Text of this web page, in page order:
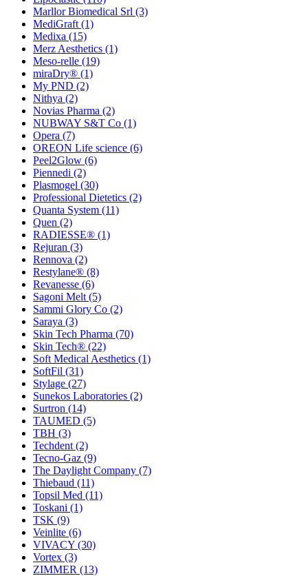
Marllor Biomedical Srl (3)
MediGraft (1)
Medixa (15)
Merz Aesthetics (1)
Meso-relle (19)
miraDry® (1)
My PND (2)
Nithya (2)
Novias Pharma (2)
NUBWAY S&T Co (1)
Opera (7)
OREON Life science (6)
Peel2Glow (6)
Piennedi (2)
Plasmogel (30)
Professional Dietetics (2)
Quanta System (11)
Quen (2)
RADIESSE® (1)
Rejuran (3)
Rennova (2)
Restylane® (8)
Revanesse (6)
Sagoni Melt (5)
Sammi Glory Co (2)
Saraya (3)
Skin Tech Pharma (70)
Skin Tech® (22)
Soft Medical Aesthetics (1)
SoftFil (31)
Stylage (27)
Sunekos Laboratories (2)
Surtron (14)
TAUMED (5)
TBH (3)
Techdent (2)
Tecno-Gaz (9)
The Daylight Company (7)
Thiebaud (11)
Topsil Med (11)
Toskani (1)
TSK (9)
Veinlite (6)
VIVACY (30)
Vortex (3)
ZIMMER (13)